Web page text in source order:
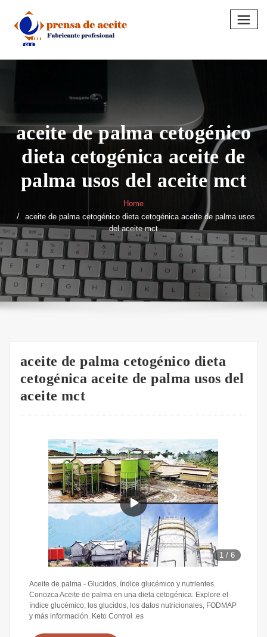
content
aceite de palma cetogénico
dieta cetogénica aceite de
palma usos del aceite mct
Home
aceite de palma cetogénico dieta cetogénica aceite de palma usos
del aceite mct
aceite de palma cetogénico dieta
cetogénica aceite de palma usos del
aceite mct
1 /6
Aceite de palma - Glucidos, índice glucémico y nutrientes.
Conozca Aceite de palma en una dieta cetogénica. Explore el
índice glucémico, los glucidos, los datos nutricionales, FODMAP
y más información. Keto Control .es